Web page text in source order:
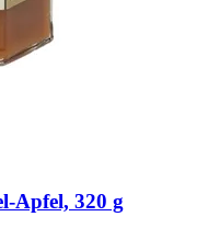
​Apfel, 320 g